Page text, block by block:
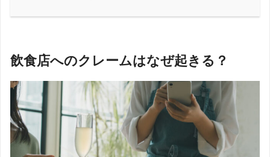
飲食店へのクレームはなぜ起きる？